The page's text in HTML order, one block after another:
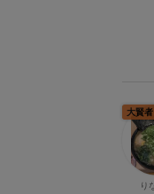
大賢者
り